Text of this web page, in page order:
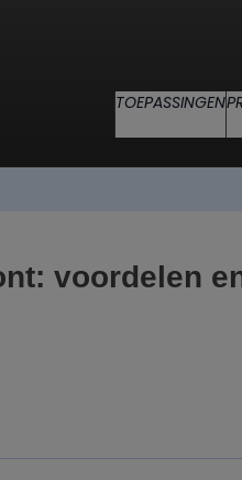
TOEPASSINGEN
voordelen